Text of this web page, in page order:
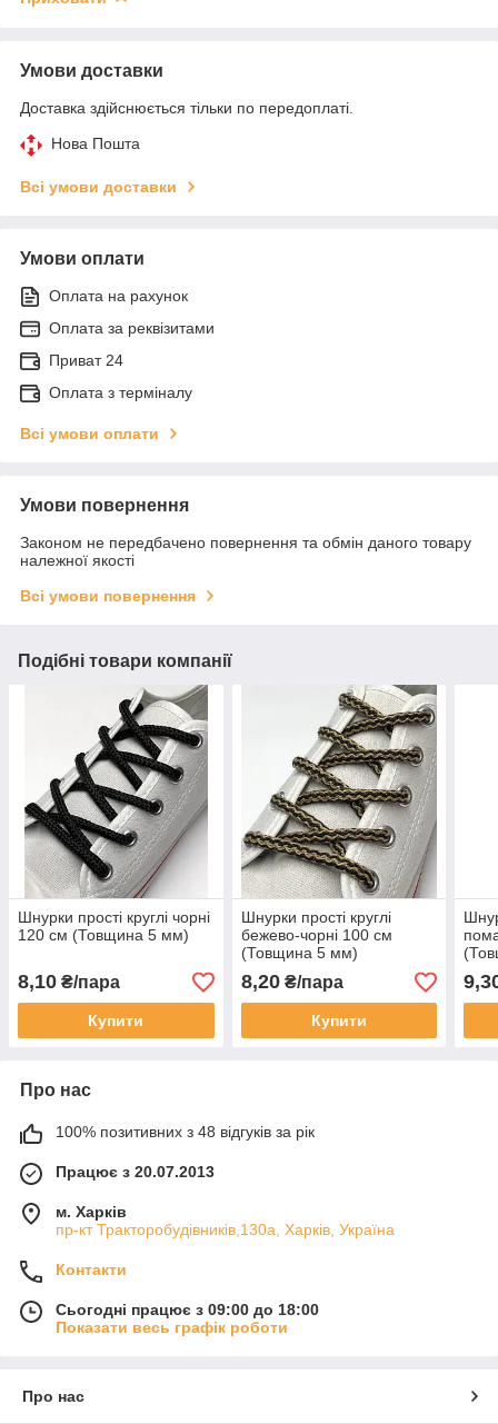
Умови доставки
Доставка здійснюється тільки по передоплаті.
Нова Пошта
Всі умови доставки
Умови оплати
Оплата на рахунок
Оплата за реквізитами
Приват 24
Оплата з терміналу
Всі умови оплати
Умови повернення
Законом не передбачено повернення та обмін даного товару
належної якості
Всі умови повернення
Подібні товари компанії
Шнурки прості круглі чорні
120 см (Товщина 5 мм)
8,10 ₴/пара
Купити
Шнурки прості круглі
бежево-чорні 100 см
(Товщина 5 мм)
8,20₴/пара
Купити
Про нас
100% позитивних з 48 відгуків за рік
Працює з 20.07.2013
м. Харків
пр-кт Тракторобудівників,130а, Харків, Україна
Контакти
Сьогодні працює з 09:00 до 18:00
Показати весь графік роботи
Про нас